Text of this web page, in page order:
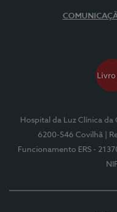
Hospital da Luz Clínica da
6200-546 Covilhã
|
Funcionamento ERS -